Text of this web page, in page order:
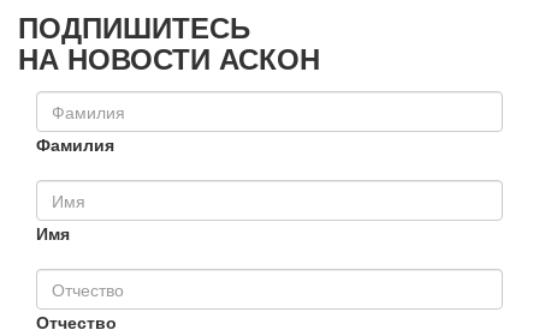
ПОДПИШИТЕСЬ
НА НОВОСТИ АСКОН
Фамилия
Имя
Отчество